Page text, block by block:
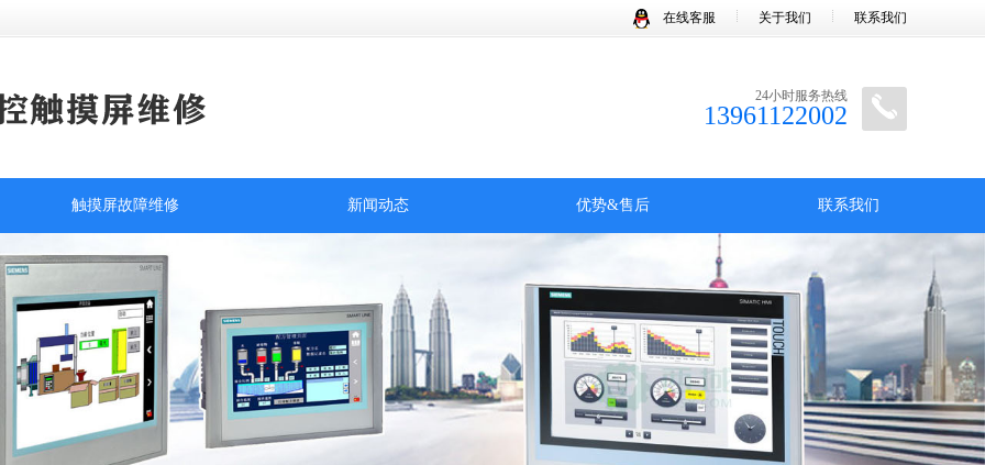
在线客服 关于我们 联系我们
24小时服务热线
13961122002
触摸屏故障维修 新闻动态 优势&售后 联系我们